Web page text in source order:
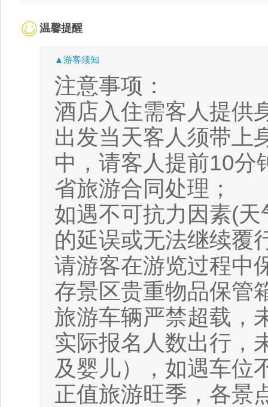
温馨提醒
▲游客须知
注意事项：
酒店入住需客人提供
出发当天客人须带上
中，请客人提前10分
省旅游合同处理；
如遇不可抗力因素(
的延误或无法继续覆
请游客在游览过程中
存景区贵重物品保管
旅游车辆严禁超载，
实际报名人数出行，
及婴儿），如遇车位
正值旅游旺季，各景